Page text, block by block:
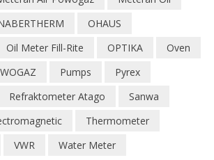
OHAUS
Oil Meter Fill-Rite OPTIKA
Oven
Pumps
Pyrex
Refraktometer Atago
Sanwa
Thermometer
VWR Water Meter